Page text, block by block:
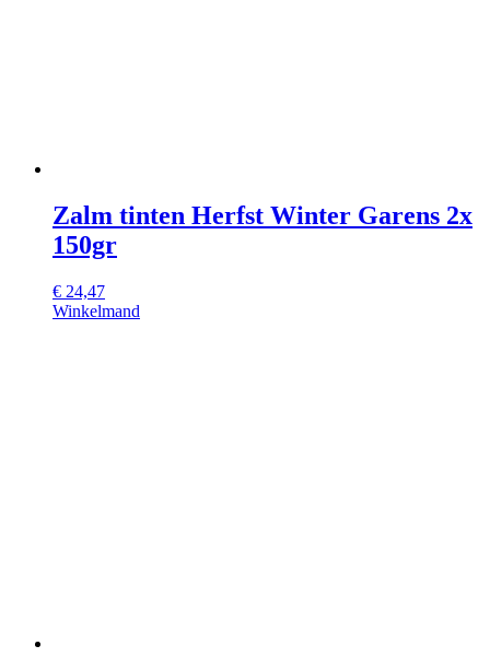
Zalm tinten Herfst Winter Garens 2x
150gr
€ 24,47
Winkelmand